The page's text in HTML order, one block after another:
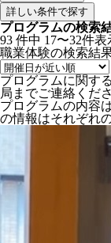
詳しい条件で探す
プログラムの検索
93 件中 17〜32件表
職業体験の検索結
プログラムに関す
局までご連絡くださ
プログラムの内容
の情報はそれぞれ